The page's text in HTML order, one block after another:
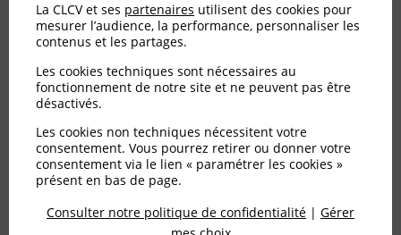
lendemains de fêtes.
Des plats savoureux et
anti-gaspi pour les
lendemains de fêtes.
Publié le17/12/2019(mis à jour le
Non catégorisé
La CLCV et ses partenaires utilisent des cookies pour
mesurer l’audience, la performance, personnaliser les
contenus et les partages.
Les cookies techniques sont nécessaires au
fonctionnement de notre site et ne peuvent pas être
désactivés.
Les cookies non techniques nécessitent votre
consentement. Vous pourrez retirer ou donner votre
consentement via le lien « paramétrer les cookies »
présent en bas de page.
Consulter notre politique de confidentialité | Gérer